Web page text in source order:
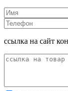
ссылка на сайт